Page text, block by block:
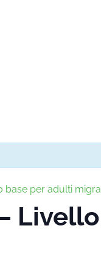
base per adulti